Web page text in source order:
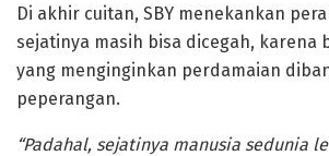
Di akhir cuitan, SBY menekankan
sejatinya masih bisa dicegah, karena
yang menginginkan perdamaian
peperangan.
“Padahal, sejatinya manusia sedunia